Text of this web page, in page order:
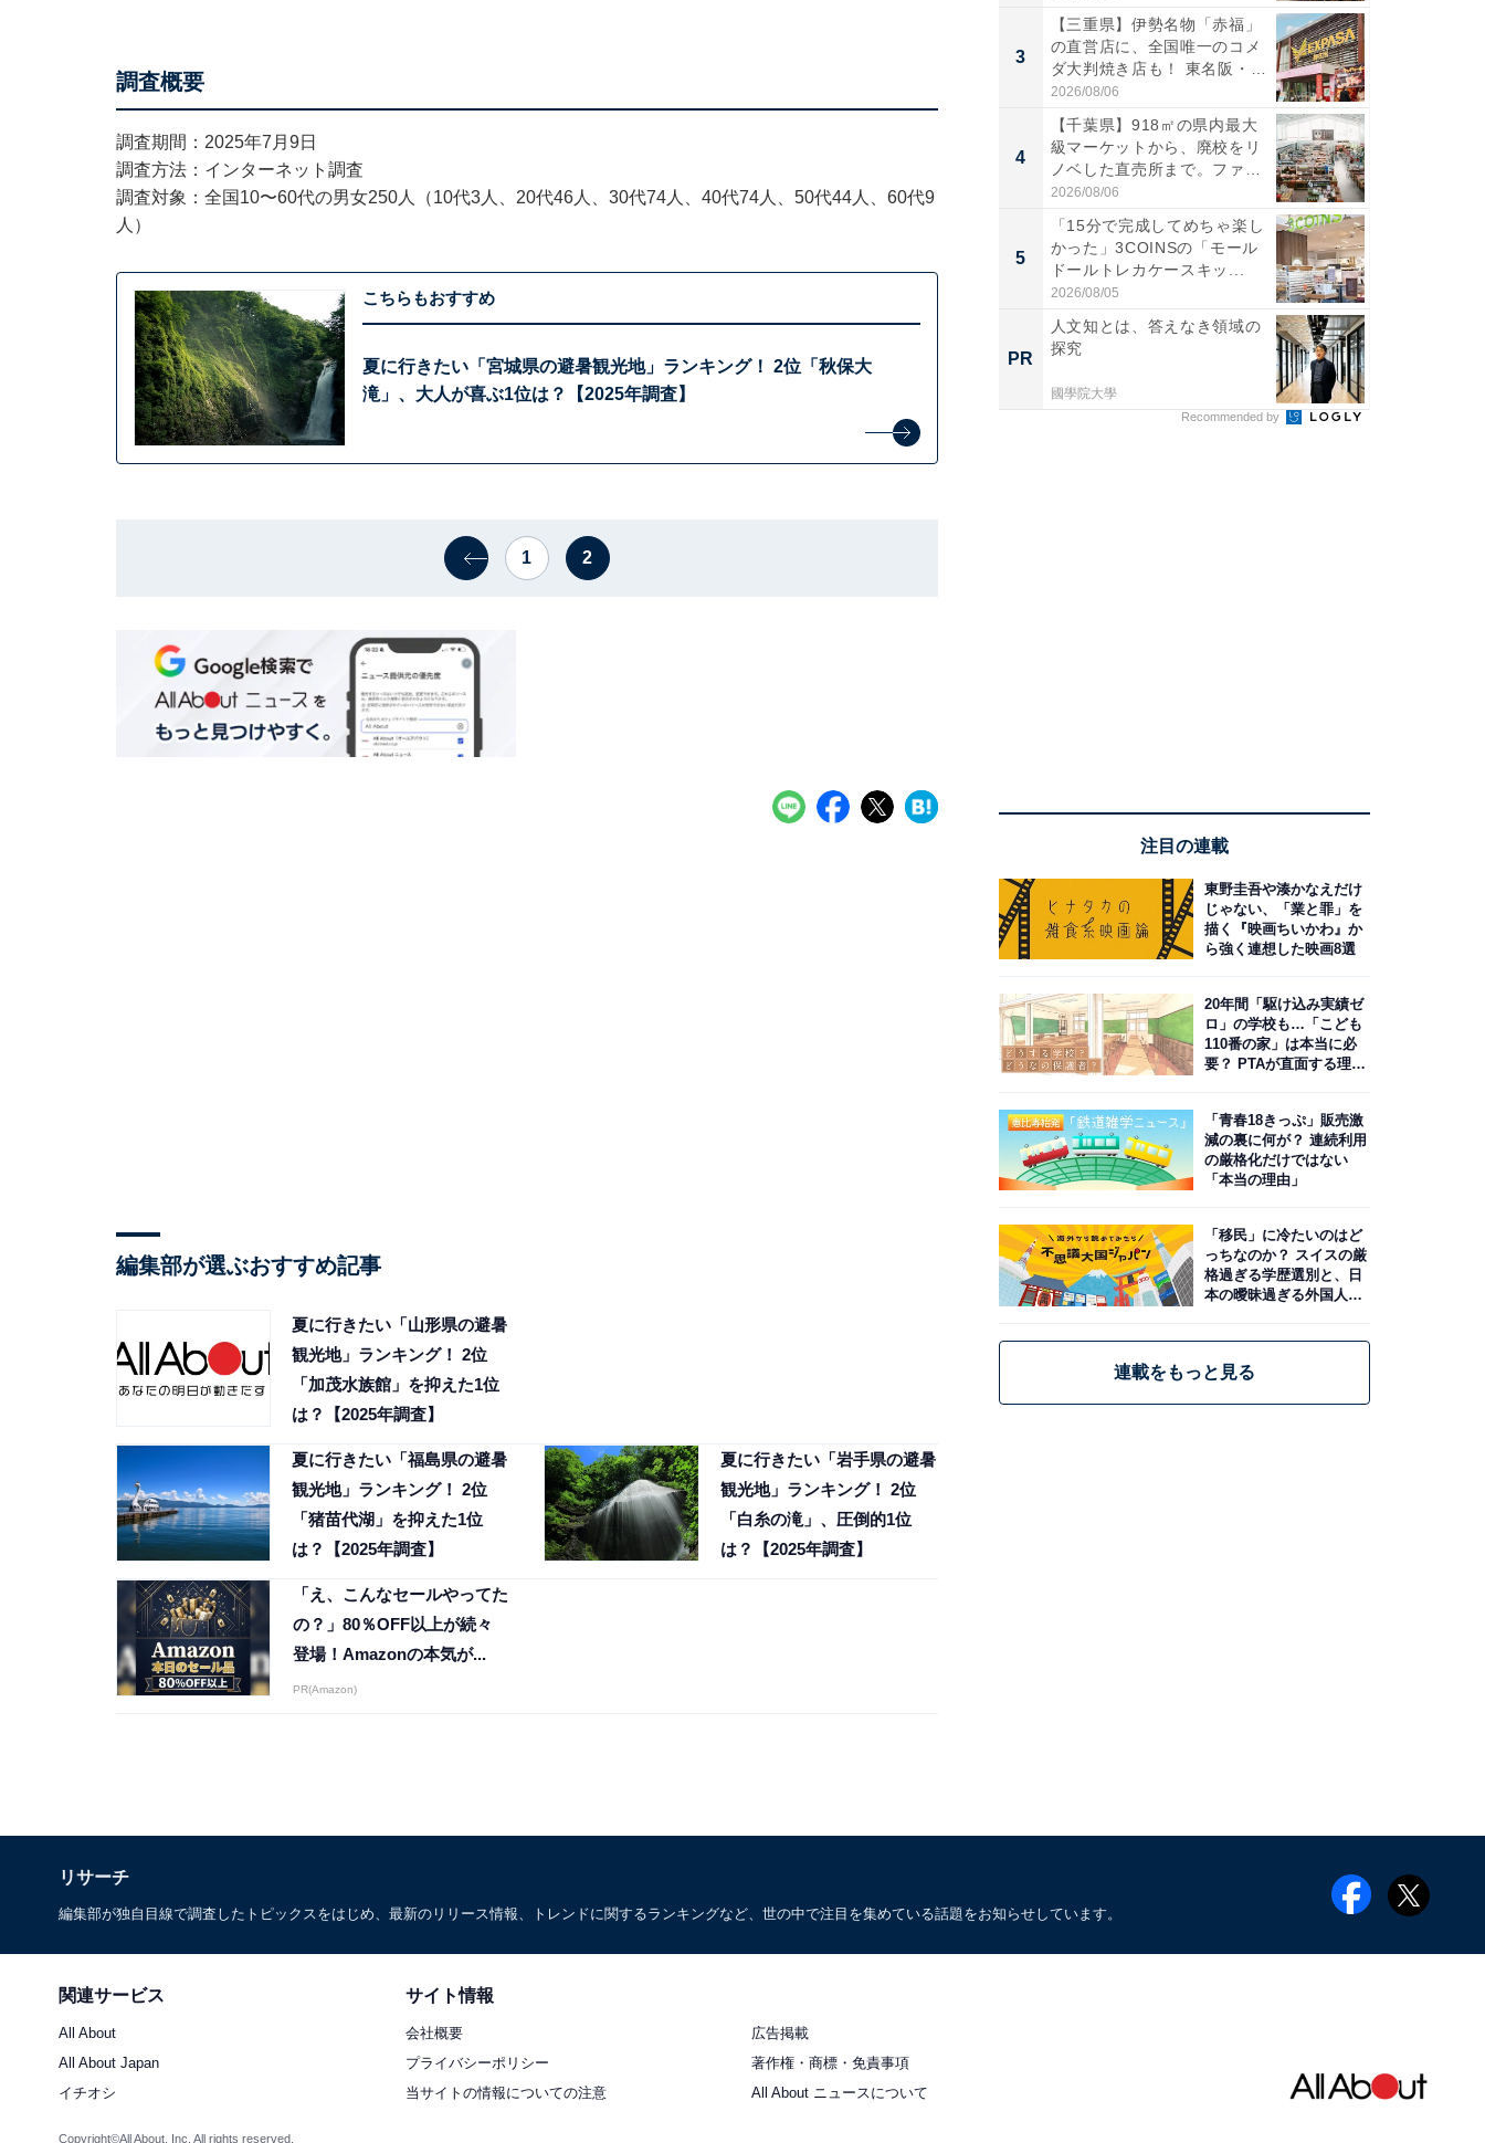
調査概要
調査期間：2025年7月9日
調査方法：インターネット調査
調査対象：全国10〜60代の男女250人（10代3人、20代46人、30代74人、40代74人、50代44人、60代9
人）
こちらもおすすめ
夏に行きたい「宮城県の避暑観光地」ランキング！ 2位「秋保大
滝」、大人が喜ぶ1位は？【2025年調査】
1 2
編集部が選ぶおすすめ記事
夏に行きたい「山形県の避暑
観光地」ランキング！ 2位
「加茂水族館」を抑えた1位
は？【2025年調査】
夏に行きたい「福島県の避暑
観光地」ランキング！ 2位
「猪苗代湖」を抑えた1位
は？【2025年調査】
夏に行きたい「岩手県の避暑
観光地」ランキング！ 2位
「白糸の滝」、圧倒的1位
は？【2025年調査】
「え、こんなセールやってた
の？」80％OFF以上が続々
登場！Amazonの本気が...
PR(Amazon)
3
【三重県】伊勢名物「赤福」
の直営店に、全国唯一のコメ
ダ大判焼き店も！ 東名阪・
伊...
2026/08/06
4
【千葉県】918㎡の県内最大
級マーケットから、廃校をリ
ノベした直売所まで。ファ
ー...
2026/08/06
5
「15分で完成してめちゃ楽し
かった」3COINSの「モール
ドールトレカケースキッ...
2026/08/05
PR
人文知とは、答えなき領域の
探究
國學院大學
Recommended by
注目の連載
東野圭吾や湊かなえだけ
じゃない、「業と罪」を
描く『映画ちいかわ』か
ら強く連想した映画8選
20年間「駆け込み実績ゼ
ロ」の学校も…「こども
110番の家」は本当に必
要？ PTAが直面する理想
「青春18きっぷ」販売激
減の裏に何が？ 連続利用
の厳格化だけではない
「本当の理由」
「移民」に冷たいのはど
っちなのか？ スイスの厳
格過ぎる学歴選別と、日
本の曖昧過ぎる外国人政
連載をもっと見る
リサーチ
編集部が独自目線で調査したトピックスをはじめ、最新のリリース情報、トレンドに関するランキングなど、世の中で注目を集めている話題をお知らせしています。
関連サービス
All About
All About Japan
イチオシ
サイト情報
会社概要
広告掲載
プライバシーポリシー
著作権・商標・免責事項
当サイトの情報についての注意
All About ニュースについて
Copyright©All About, Inc. All rights reserved.